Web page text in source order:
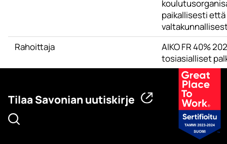
paikallisesti että
Rahoittaja
AIKO FR 40%
tosiasialliset
Tilaa Savonian uutiskirje